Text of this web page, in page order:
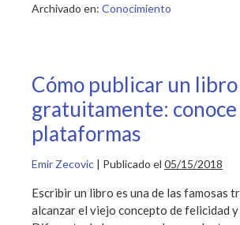
libros
Archivado en: Conocimiento
Cómo publicar un libro
gratuitamente: conoce
plataformas
Emir Zecovic | Publicado el 05/15/2018
Escribir un libro es una de las famosas
alcanzar el viejo concepto de felicidad